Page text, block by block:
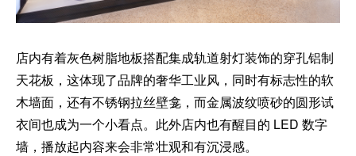
店内有着灰色树脂地板搭配集成轨道射灯装饰的穿孔铝制
天花板，这体现了品牌的奢华工业风，同时有标志性的软
木墙面，还有不锈钢拉丝壁龛，而金属波纹喷砂的圆形试
衣间也成为一个小看点。此外店内也有醒目的 LED 数字
墙，播放起内容来会非常壮观和有沉浸感。